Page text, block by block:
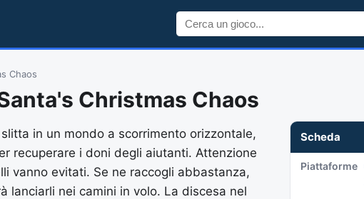
Chaos
Christmas Chaos
Scheda
Piattaforme
in un mondo a scorrimento orizzontale,
recuperare i doni degli aiutanti. Attenzione
vanno evitati. Se ne raccogli abbastanza,
lanciarli nei camini in volo. La discesa nel